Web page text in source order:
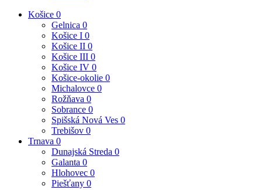
Košice 0
Gelnica 0
Košice I 0
Košice II 0
Košice III 0
Košice IV 0
Košice-okolie 0
Michalovce 0
Rožňava 0
Sobrance 0
Spišská Nová Ves 0
Trebišov 0
Trnava 0
Dunajská Streda 0
Galanta 0
Hlohovec 0
Piešťany 0